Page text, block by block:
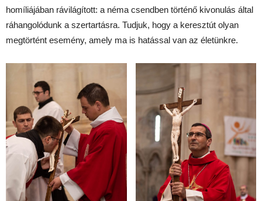
homíliájában rávilágított: a néma csendben történő kivonulás által
ráhangolódunk a szertartásra. Tudjuk, hogy a keresztút olyan
megtörtént esemény, amely ma is hatással van az életünkre.